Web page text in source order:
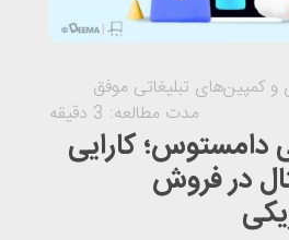
و کمپین‌های تبلیغاتی موفق
مدت مطالعه: 3 دقیقه
دامستوس؛ کارایی
در فروش